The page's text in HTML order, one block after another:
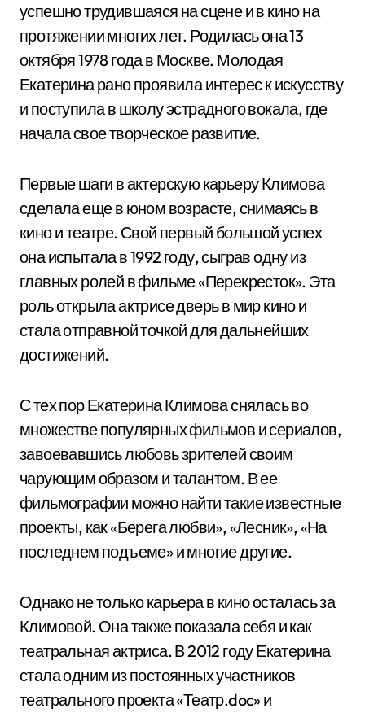
успешно трудившаяся на сцене и в кино на
протяжении многих лет. Родилась она 13
октября 1978 года в Москве. Молодая
Екатерина рано проявила интерес к искусству
и поступила в школу эстрадного вокала, где
начала свое творческое развитие.
Первые шаги в актерскую карьеру Климова
сделала еще в юном возрасте, снимаясь в
кино и театре. Свой первый большой успех
она испытала в 1992 году, сыграв одну из
главных ролей в фильме «Перекресток». Эта
роль открыла актрисе дверь в мир кино и
стала отправной точкой для дальнейших
достижений.
С тех пор Екатерина Климова снялась во
множестве популярных фильмов и сериалов,
завоевавшись любовь зрителей своим
чарующим образом и талантом. В ее
фильмографии можно найти такие известные
проекты, как «Берега любви», «Лесник», «На
последнем подъеме» и многие другие.
Однако не только карьера в кино осталась за
Климовой. Она также показала себя и как
театральная актриса. В 2012 году Екатерина
стала одним из постоянных участников
театрального проекта «Театр.doc» и